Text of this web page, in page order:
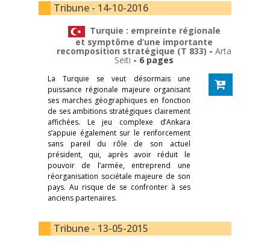
Tribune - 14-10-2016
Turquie : empreinte régionale
et symptôme d’une importante
recomposition stratégique (T 833) - Arta
Seiti - 6 pages
La Turquie se veut désormais une
puissance régionale majeure organisant
ses marches géographiques en fonction
de ses ambitions stratégiques clairement
affichées. Le jeu complexe d’Ankara
s’appuie également sur le renforcement
sans pareil du rôle de son actuel
président, qui, après avoir réduit le
pouvoir de l’armée, entreprend une
réorganisation sociétale majeure de son
pays. Au risque de se confronter à ses
anciens partenaires.
Tribune - 13-05-2015